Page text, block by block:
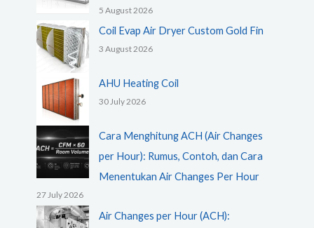
5 August 2026
Coil Evap Air Dryer Custom Gold Fin
3 August 2026
AHU Heating Coil
30 July 2026
Cara Menghitung ACH (Air Changes
per Hour): Rumus, Contoh, dan Cara
Menentukan Air Changes Per Hour
27 July 2026
Air Changes per Hour (ACH):